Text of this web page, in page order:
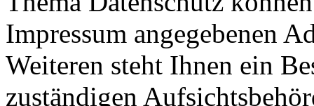
Impressum angegebenen
Weiteren steht Ihnen ein
zuständigen